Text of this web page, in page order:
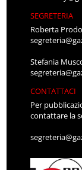
SEGRETERIA
Roberta
Stefania
CONTATTACI
Per
contattare la